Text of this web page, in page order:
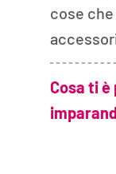
cose
Cosa ti